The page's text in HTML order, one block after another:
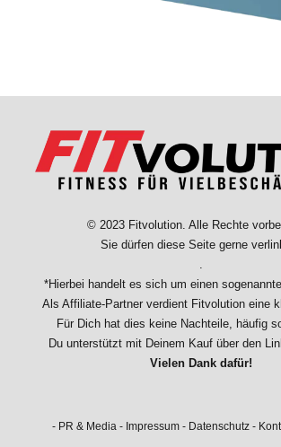
© 2023 Fitvolution. Alle Rechte
Sie dürfen diese Seite gerne
*Hierbei handelt es sich um einen
Als Affiliate-Partner verdient Fitvolution eine
Für Dich hat dies keine Nachteile, häufig
Du unterstützt mit Deinem Kauf über den
Vielen Dank dafür!
- PR & Media - Impressum- Datenschutz-